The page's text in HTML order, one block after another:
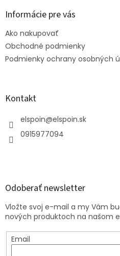
Informácie pre vás
Ako nakupovať
Obchodné podmienky
Podmienky ochrany osobných
Kontakt
elspoin@elspoin.sk
0915977094
Odoberať newsletter
Vložte svoj e-mail a my Vám
nových produktoch na našom
Email